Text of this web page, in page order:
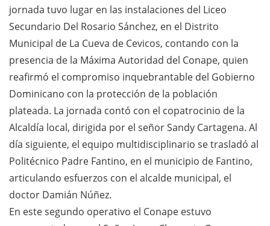
jornada tuvo lugar en las instalaciones del Liceo
Secundario Del Rosario Sánchez, en el Distrito
Municipal de La Cueva de Cevicos, contando con la
presencia de la Máxima Autoridad del Conape, quien
reafirmó el compromiso inquebrantable del Gobierno
Dominicano con la protección de la población
plateada. La jornada contó con el copatrocinio de la
Alcaldía local, dirigida por el señor Sandy Cartagena. Al
día siguiente, el equipo multidisciplinario se trasladó al
Politécnico Padre Fantino, en el municipio de Fantino,
articulando esfuerzos con el alcalde municipal, el
doctor Damián Núñez.
En este segundo operativo el Conape estuvo